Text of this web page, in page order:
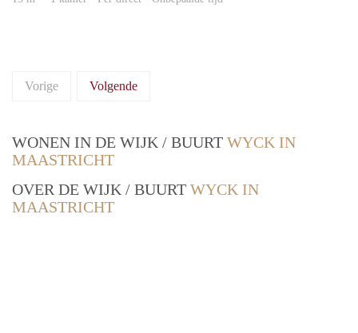
Vorige Volgende
WONEN IN DE WIJK / BUURT WYCK IN
MAASTRICHT
OVER DE WIJK / BUURT WYCK IN
MAASTRICHT